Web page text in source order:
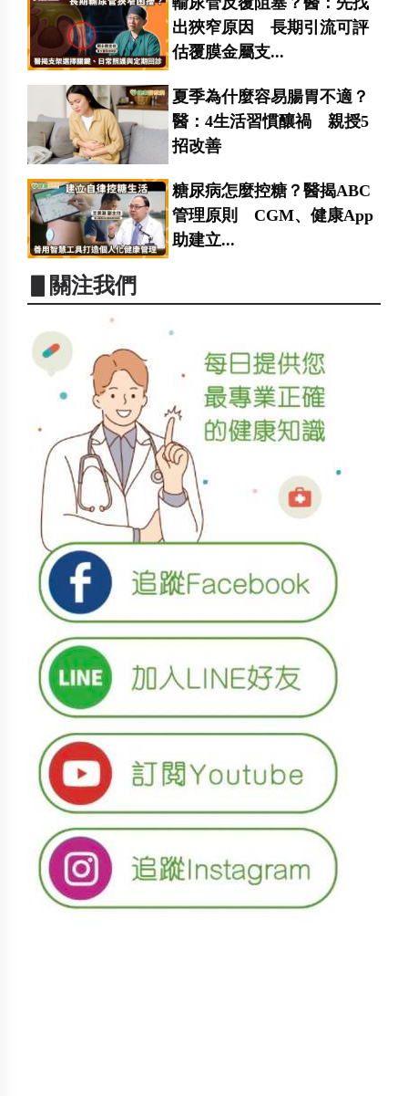
出狹窄原因 長期引流可評
估覆膜金屬支...
夏季為什麼容易腸胃不適？
醫：4生活習慣釀禍 親授5
招改善
糖尿病怎麼控糖？醫揭ABC
管理原則 CGM、健康App
助建立...
▋關注我們